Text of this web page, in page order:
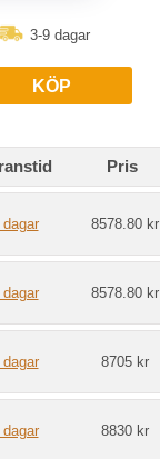
3-9 dagar
KÖP
Pris
8578.80 kr
8578.80 kr
8705 kr
8830 kr